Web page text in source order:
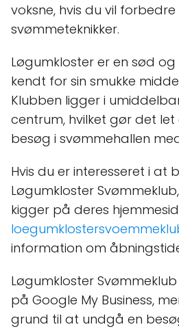
voksne, hvis du vil forbedre
svømmeteknikker.
Løgumkloster er en sød
kendt for sin smukke
Klubben ligger i
centrum, hvilket gør det
besøg i svømmehallen
Hvis du er interesseret i at
Løgumkloster
kigger på deres
information om
Løgumkloster
på Google My Business,
grund til at undgå en